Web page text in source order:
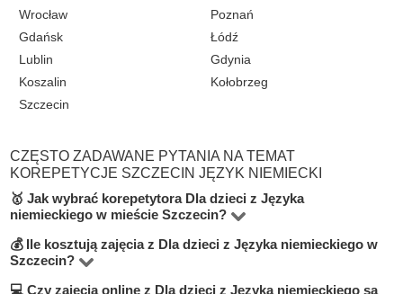
Wrocław
Poznań
Gdańsk
Łódź
Lublin
Gdynia
Koszalin
Kołobrzeg
Szczecin
CZĘSTO ZADAWANE PYTANIA NA TEMAT
KOREPETYCJE SZCZECIN JĘZYK NIEMIECKI
🥇 Jak wybrać korepetytora Dla dzieci z Języka
niemieckiego w mieście Szczecin?
W kategorie Język niemiecki na poziomie Dla dzieci w
mieście Szczecin znajduje się 8 korepetytorów. Aby
💰 Ile kosztują zajęcia z Dla dzieci z Języka niemieckiego w
Szczecin?
Cena indywidualnych zajęć waha się od 50 do 100 zł za
💻 Czy zajęcia online z Dla dzieci z Języka niemieckiego są